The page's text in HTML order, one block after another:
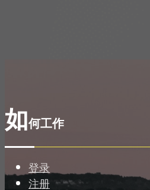
如何工作
登录
注册